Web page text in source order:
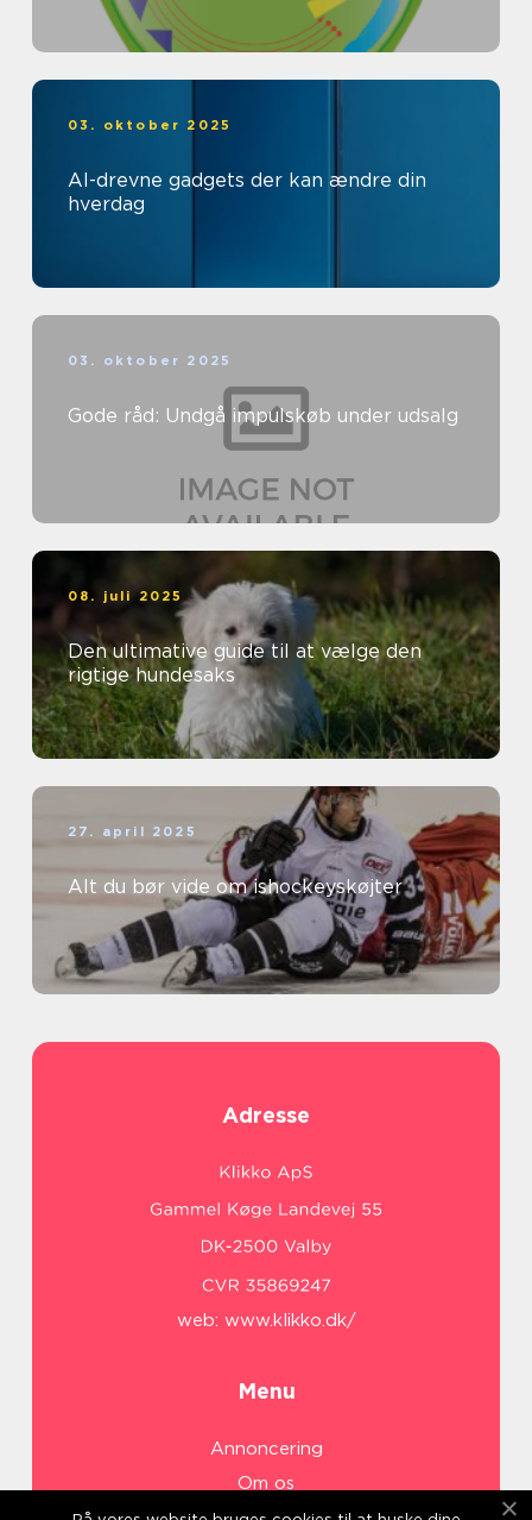
03. oktober 2025
AI-drevne gadgets der kan ændre din
hverdag
03. oktober 2025
Gode råd: Undgå impulskøb under udsalg
08. juli 2025
Den ultimative guide til at vælge den
rigtige hundesaks
27. april 2025
Alt du bør vide om ishockeyskøjter
Adresse
web: www.klikko.dk/
Menu
Annoncering
Om os